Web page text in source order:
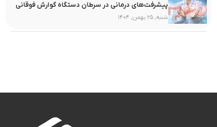
پیشرفت‌های درمانی در سرطان دستگاه گوارش فوقانی
شنبه, ۲۵ بهمن, ۱۴۰۴